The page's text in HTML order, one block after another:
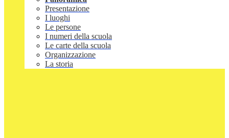
Presentazione
I luoghi
Le persone
I numeri della scuola
Le carte della scuola
Organizzazione
La storia